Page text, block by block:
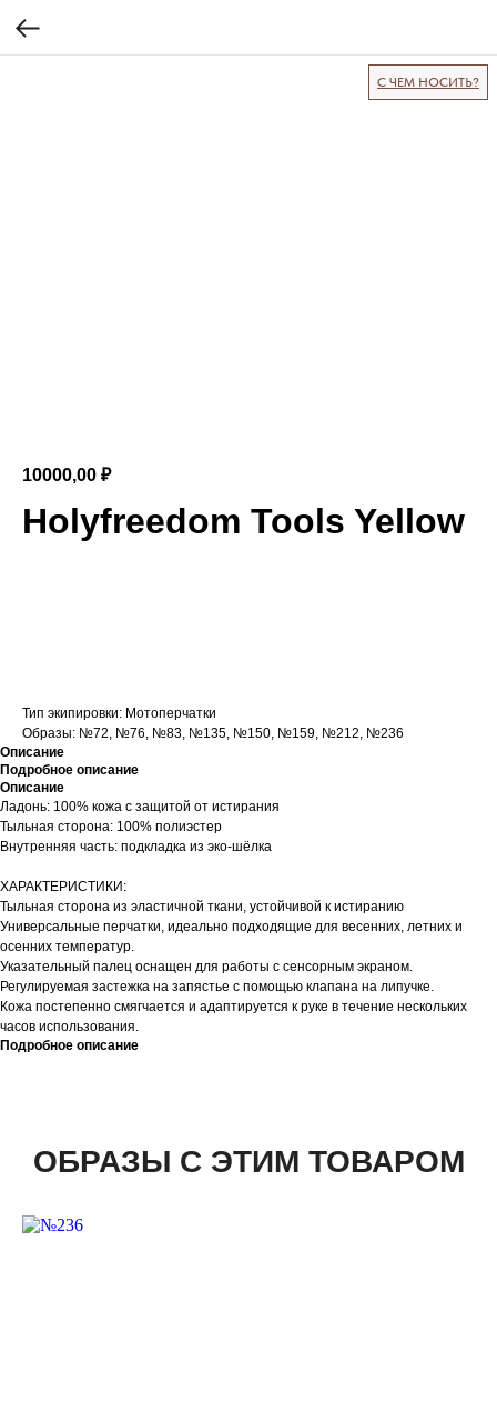
С ЧЕМ НОСИТЬ?
Holyfreedom Tools Yellow
10000,00 ₽
Тип экипировки: Мотоперчатки
Образы: №72, №76, №83, №135, №150, №159, №212, №236
Описание
Подробное описание
Описание
Ладонь: 100% кожа с защитой от истирания
Тыльная сторона: 100% полиэстер
Внутренняя часть: подкладка из эко-шёлка
ХАРАКТЕРИСТИКИ:
Тыльная сторона из эластичной ткани, устойчивой к истиранию
Универсальные перчатки, идеально подходящие для весенних, летних и
осенних температур.
Указательный палец оснащен для работы с сенсорным экраном.
Регулируемая застежка на запястье с помощью клапана на липучке.
Кожа постепенно смягчается и адаптируется к руке в течение нескольких
часов использования.
Подробное описание
ОБРАЗЫ С ЭТИМ ТОВАРОМ